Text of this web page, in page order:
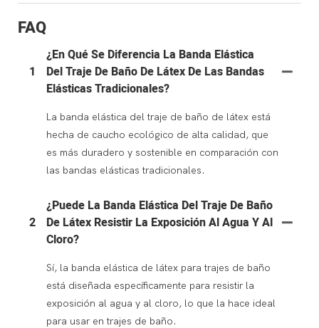
FAQ
1
¿En Qué Se Diferencia La Banda Elástica
Del Traje De Baño De Látex De Las Bandas
Elásticas Tradicionales?
La banda elástica del traje de baño de látex está
hecha de caucho ecológico de alta calidad, que
es más duradero y sostenible en comparación con
las bandas elásticas tradicionales.
2
¿Puede La Banda Elástica Del Traje De Baño
De Látex Resistir La Exposición Al Agua Y Al
Cloro?
Sí, la banda elástica de látex para trajes de baño
está diseñada específicamente para resistir la
exposición al agua y al cloro, lo que la hace ideal
para usar en trajes de baño.